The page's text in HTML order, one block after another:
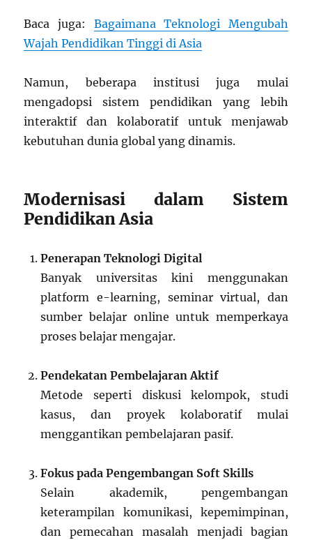
Baca juga: Bagaimana Teknologi Mengubah
Wajah Pendidikan Tinggi di Asia
Namun, beberapa institusi juga mulai
mengadopsi sistem pendidikan yang lebih
interaktif dan kolaboratif untuk menjawab
kebutuhan dunia global yang dinamis.
Modernisasi dalam Sistem
Pendidikan Asia
Penerapan Teknologi Digital
Banyak universitas kini menggunakan
platform e-learning, seminar virtual, dan
sumber belajar online untuk memperkaya
proses belajar mengajar.
Pendekatan Pembelajaran Aktif
Metode seperti diskusi kelompok, studi
kasus, dan proyek kolaboratif mulai
menggantikan pembelajaran pasif.
Fokus pada Pengembangan Soft Skills
Selain akademik, pengembangan
keterampilan komunikasi, kepemimpinan,
dan pemecahan masalah menjadi bagian